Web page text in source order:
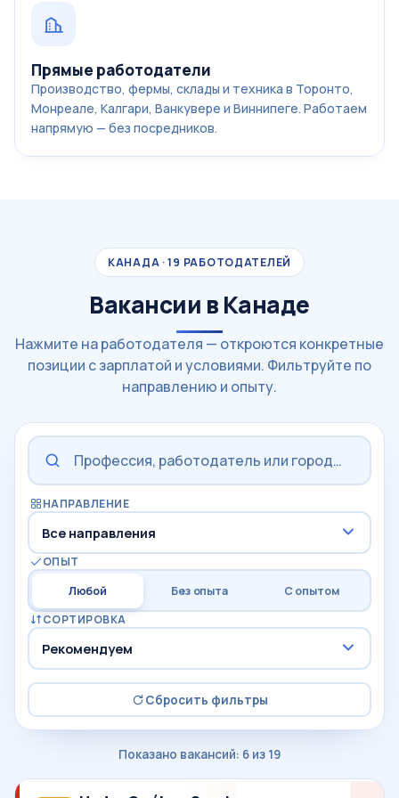
Прямые работодатели
Производство, фермы, склады и техника в Торонто,
Монреале, Калгари, Ванкувере и Виннипеге. Работаем
напрямую — без посредников.
КАНАДА · 19 РАБОТОДАТЕЛЕЙ
Вакансии в Канаде
Нажмите на работодателя — откроются конкретные
позиции с зарплатой и условиями. Фильтруйте по
направлению и опыту.
НАПРАВЛЕНИЕ
ОПЫТ
Любой
Без опыта
С опытом
СОРТИРОВКА
Сбросить фильтры
Показано вакансий: 6 из 19